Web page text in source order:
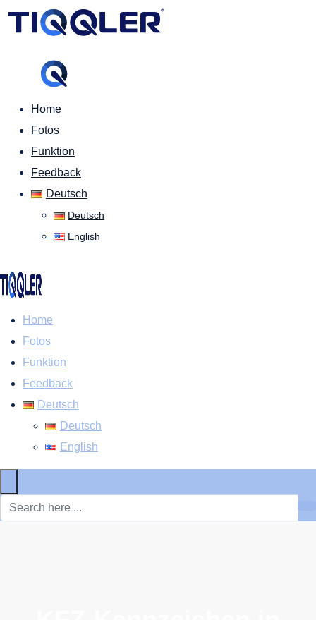
Home
Fotos
Funktion
Feedback
Deutsch
Deutsch
English
Home
Fotos
Funktion
Feedback
Deutsch
Deutsch
English